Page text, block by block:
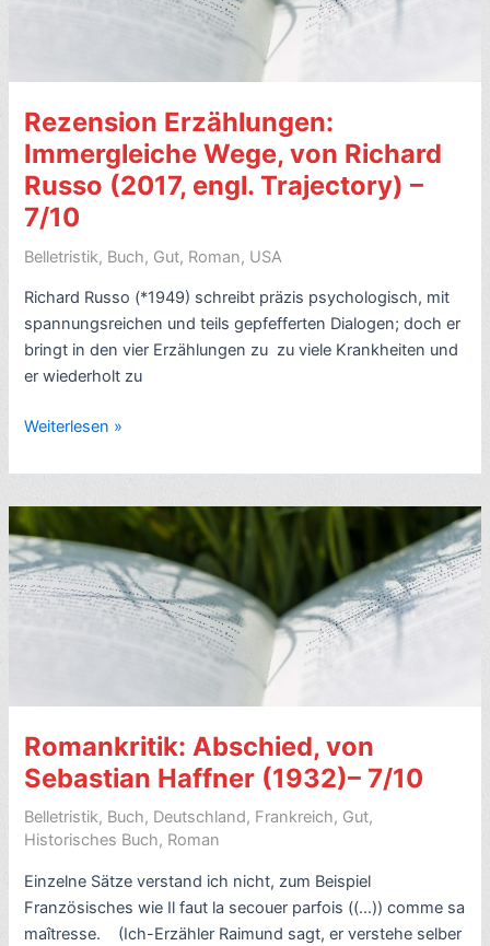
Rezension Erzählungen:
Immergleiche Wege, von Richard
Russo (2017, engl. Trajectory) –
7/10
Belletristik, Buch, Gut, Roman, USA
Richard Russo (*1949) schreibt präzis psychologisch, mit
spannungsreichen und teils gepfefferten Dialogen; doch er
bringt in den vier Erzählungen zu zu viele Krankheiten und
er wiederholt zu
Rezension
Immergleiche
Wege,
von
Richard
Russo
(2017,
Weiterlesen »
Romankritik: Abschied, von
Sebastian Haffner (1932)– 7/10
Belletristik, Buch, Deutschland, Frankreich, Gut,
Historisches Buch, Roman
Einzelne Sätze verstand ich nicht, zum Beispiel
Französisches wie Il faut la secouer parfois ((…)) comme sa
maîtresse. (Ich-Erzähler Raimund sagt, er verstehe selber